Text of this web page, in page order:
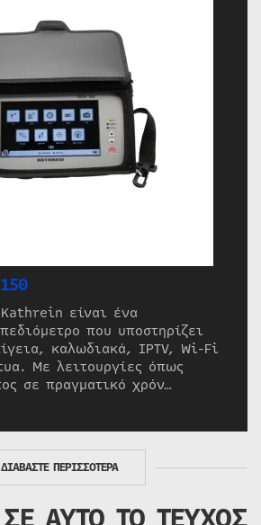
είναι ένα
που υποστηρίζει
καλωδιακά, IPTV, Wi-Fi
Με λειτουργίες όπως
σε πραγματικό χρόν…
ΔΙΑΒΑΣΤΕ ΠΕΡΙΣΣΟΤΕΡΑ